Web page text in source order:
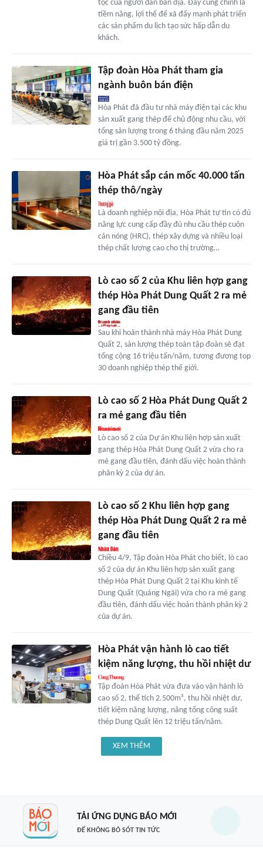
tộc của người dân bản địa. Đây cũng chính là
tiềm năng, lợi thế để xã đẩy mạnh phát triển
các sản phẩm du lịch tạo sức hấp dẫn du
khách.
Tập đoàn Hòa Phát tham gia
ngành buôn bán điện
Hòa Phát đã đầu tư nhà máy điện tại các khu
sản xuất gang thép để chủ động nhu cầu, với
tổng sản lượng trong 6 tháng đầu năm 2025
giá trị gần 3.500 tỷ đồng.
Hòa Phát sắp cán mốc 40.000 tấn
thép thô/ngày
Là doanh nghiệp nội địa, Hòa Phát tự tin có đủ
năng lực cung cấp đầy đủ nhu cầu thép cuộn
cán nóng (HRC), thép xây dựng và nhiều loại
thép chất lượng cao cho thị trường…
Lò cao số 2 của Khu liên hợp gang
thép Hòa Phát Dung Quất 2 ra mẻ
gang đầu tiên
Sau khi hoàn thành nhà máy Hòa Phát Dung
Quất 2, sản lượng thép toàn tập đoàn sẽ đạt
tổng cộng 16 triệu tấn/năm, tương đương top
30 doanh nghiệp thép thế giới.
Lò cao số 2 Hòa Phát Dung Quất 2
ra mẻ gang đầu tiên
Lò cao số 2 của Dự án Khu liên hợp sản xuất
gang thép Hòa Phát Dung Quất 2 vừa cho ra
mẻ gang đầu tiên, đánh dấu việc hoàn thành
phân kỳ 2 của dự án.
Lò cao số 2 Khu liên hợp gang
thép Hòa Phát Dung Quất 2 ra mẻ
gang đầu tiên
Chiều 4/9, Tập đoàn Hòa Phát cho biết, lò cao
số 2 của dự án Khu liên hợp sản xuất gang
thép Hòa Phát Dung Quất 2 tại Khu kinh tế
Dung Quất (Quảng Ngãi) vừa cho ra mẻ gang
đầu tiên, đánh dấu việc hoàn thành phân kỳ 2
của dự án.
Hòa Phát vận hành lò cao tiết
kiệm năng lượng, thu hồi nhiệt dư
Tập đoàn Hòa Phát vừa đưa vào vận hành lò
cao số 2, thể tích 2.500m³, thu hồi nhiệt dư,
tiết kiệm năng lượng, nâng tổng công suất
thép Dung Quất lên 12 triệu tấn/năm.
XEM THÊM
TẢI ỨNG DỤNG BÁO MỚI
ĐỂ KHÔNG BỎ SÓT TIN TỨC